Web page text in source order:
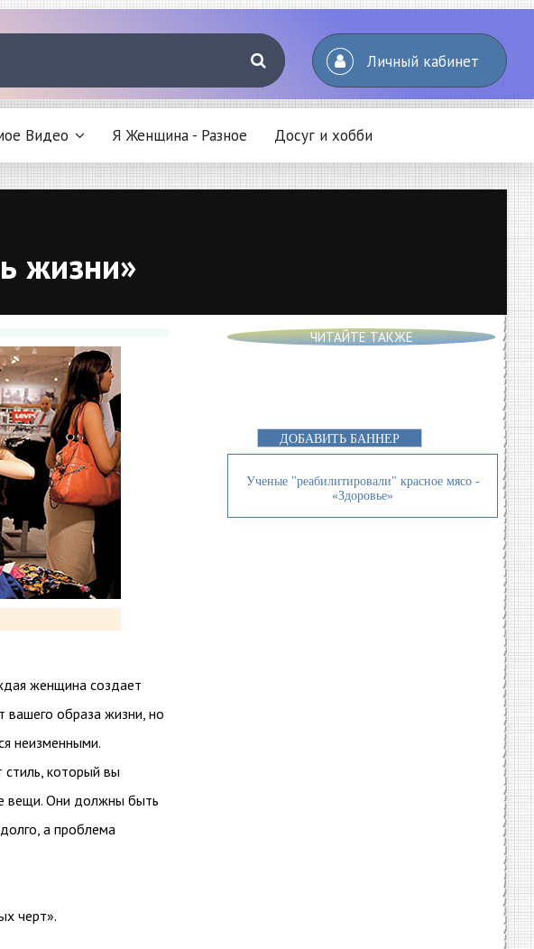
Личный кабинет
Видео Я Женщина - Разное Досуг и хобби
жизни»
женщина создает
вашего образа жизни, но
неизменными.
который вы
вещи. Они должны быть
а проблема
черт».
ЧИТАЙТЕ ТАКЖЕ
ДОБАВИТЬ БАННЕР
Ученые "реабилитировали" красное мясо -
«Здоровье»